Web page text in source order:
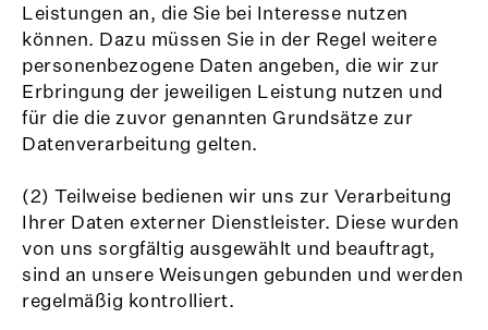
Leistungen an, die Sie bei Interesse nutzen
können. Dazu müssen Sie in der Regel weitere
personenbezogene Daten angeben, die wir zur
Erbringung der jeweiligen Leistung nutzen und
für die die zuvor genannten Grundsätze zur
Datenverarbeitung gelten.
(2) Teilweise bedienen wir uns zur Verarbeitung
Ihrer Daten externer Dienstleister. Diese wurden
von uns sorgfältig ausgewählt und beauftragt,
sind an unsere Weisungen gebunden und werden
regelmäßig kontrolliert.